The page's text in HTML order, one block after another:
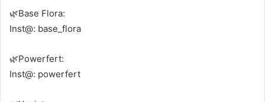
🌿Base Flora:
Inst@: base_flora
🌿Powerfert:
Inst@: powerfert